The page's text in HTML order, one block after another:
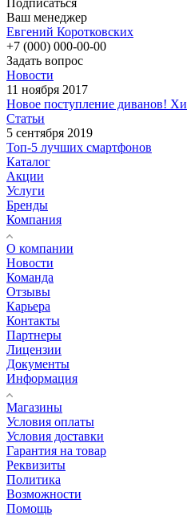
Ваш менеджер
Евгений Коротковских
+7 (000) 000-00-00
Задать вопрос
Новости
11 ноября 2017
Новое поступление диванов!
Статьи
5 сентября 2019
Топ-5 лучших смартфонов
Каталог
Акции
Услуги
Бренды
Компания
О компании
Новости
Команда
Отзывы
Карьера
Контакты
Партнеры
Лицензии
Документы
Информация
Магазины
Условия оплаты
Условия доставки
Гарантия на товар
Реквизиты
Политика
Возможности
Помощь